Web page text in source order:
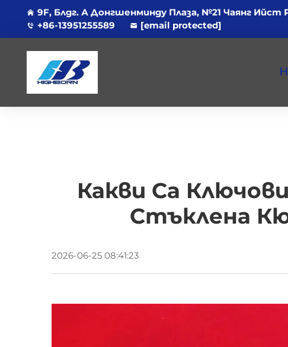
9F, Блдг. А Донгшенминду Плаза, №21 Чаянг Ийст
+86-13951255589
[email protected]
Какви Са
Стъклена
2026-06-25 08:41:23